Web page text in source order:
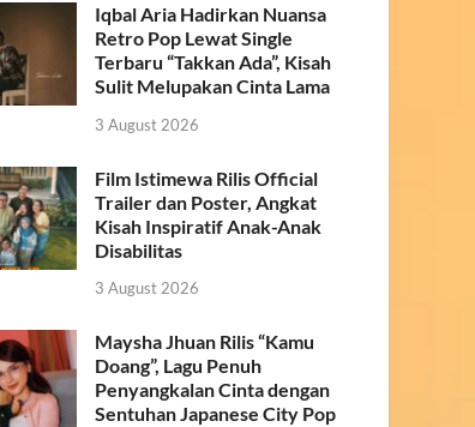
Iqbal Aria Hadirkan Nuansa
Retro Pop Lewat Single
Terbaru “Takkan Ada”, Kisah
Sulit Melupakan Cinta Lama
3 August 2026
Film Istimewa Rilis Official
Trailer dan Poster, Angkat
Kisah Inspiratif Anak-Anak
Disabilitas
3 August 2026
Maysha Jhuan Rilis “Kamu
Doang”, Lagu Penuh
Penyangkalan Cinta dengan
Sentuhan Japanese City Pop